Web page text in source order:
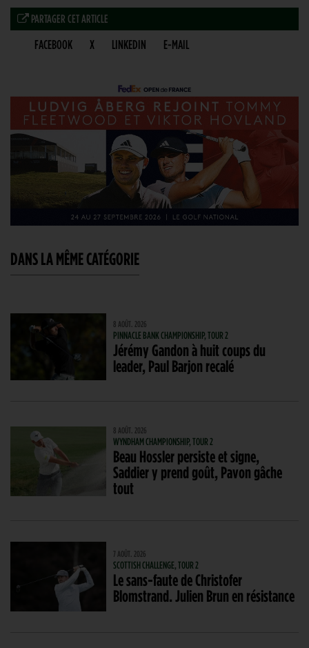
PARTAGER CET ARTICLE
FACEBOOK X LINKEDIN E-MAIL
DANS LA MÊME CATÉGORIE
8 AOÛT. 2026
PINNACLE BANK CHAMPIONSHIP, TOUR 2
Jérémy Gandon à huit coups du
leader, Paul Barjon recalé
8 AOÛT. 2026
WYNDHAM CHAMPIONSHIP, TOUR 2
Beau Hossler persiste et signe,
Saddier y prend goût, Pavon gâche
tout
7 AOÛT. 2026
SCOTTISH CHALLENGE, TOUR 2
Le sans-faute de Christofer
Blomstrand. Julien Brun en résistance